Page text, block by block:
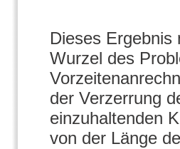
Dieses Ergebnis
Wurzel des
der Verzerrung
einzuhaltenden
von der Länge